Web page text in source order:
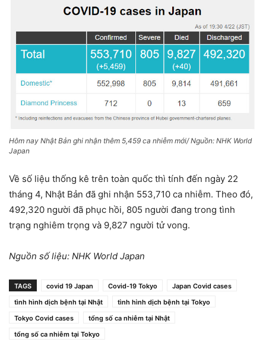
Hôm nay Nhật Bản ghi nhận thêm 5,459 ca nhiễm mới/ Nguồn: NHK World
Japan
Về số liệu thống kê trên toàn quốc thì tính đến ngày 22
tháng 4, Nhật Bản đã ghi nhận 553,710 ca nhiễm. Theo đó,
492,320 người đã phục hồi, 805 người đang trong tình
trạng nghiêm trọng và 9,827 người tử vong.
Nguồn số liệu: NHK World Japan
TAGS covid 19 Japan Covid-19 Tokyo
Japan Covid cases
tình hình dịch bệnh tại Nhật
tình hình dịch bệnh tại Tokyo
Tokyo Covid cases
tổng số ca nhiễm tại Nhật
tổng số ca nhiễm tại Tokyo